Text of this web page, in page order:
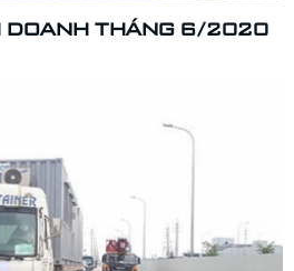
DOANH THÁNG 6/2020